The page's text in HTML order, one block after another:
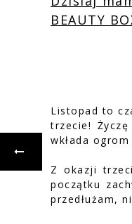
BEAUTY
Listopad to
trzecie!
wkłada
Z okazji
początku
przedłużam,